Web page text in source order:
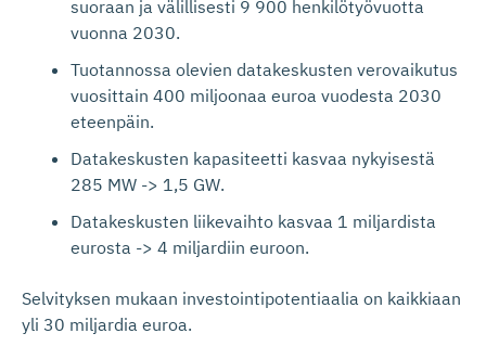
suoraan ja välillisesti 9 900 henkilötyövuotta
vuonna 2030.
Tuotannossa olevien datakeskusten verovaikutus
vuosittain 400 miljoonaa euroa vuodesta 2030
eteenpäin.
Datakeskusten kapasiteetti kasvaa nykyisestä
285 MW -> 1,5 GW.
Datakeskusten liikevaihto kasvaa 1 miljardista
eurosta -> 4 miljardiin euroon.
Selvityksen mukaan investointipotentiaalia on kaikkiaan
yli 30 miljardia euroa.